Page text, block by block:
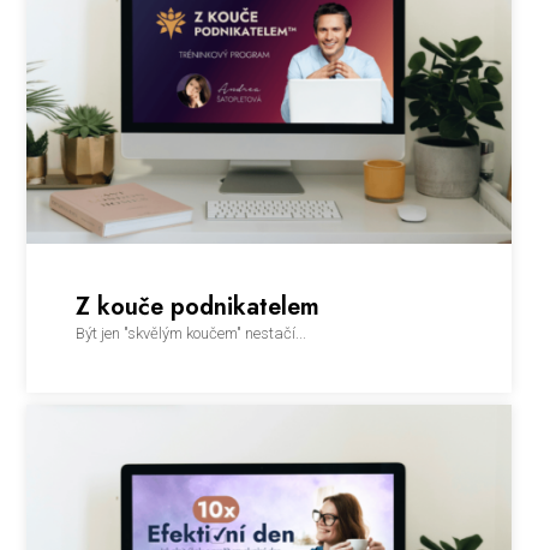
Z kouče podnikatelem
Být jen "skvělým koučem" nestačí...